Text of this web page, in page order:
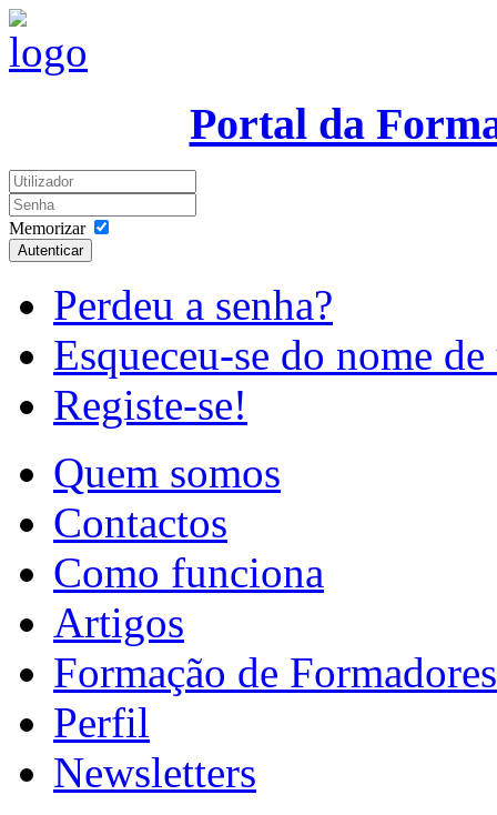
Portal da
Memorizar
Autenticar
Perdeu a senha?
Esqueceu-se do nome
Registe-se!
Quem somos
Contactos
Como funciona
Artigos
Formação de Formadores
Perfil
Newsletters